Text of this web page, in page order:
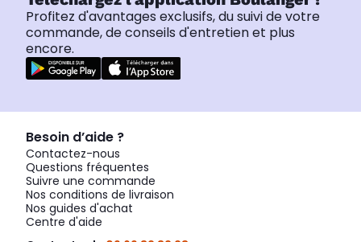
Profitez d'avantages exclusifs, du suivi de votre
commande, de conseils d'entretien et plus
encore.
Besoin d’aide ?
Contactez-nous
Questions fréquentes
Suivre une commande
Nos conditions de livraison
Nos guides d'achat
Centre d'aide